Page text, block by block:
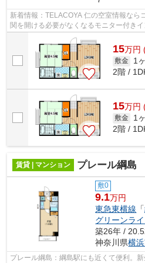
新着情報：TELACOYA 仁の空室情報なら
関を開ける必要がなくなるモニター付き
所があり、身支度にも利用できます。駅...
15万円
敷金 1
2階 /
15万円
敷金 1
2階 /
賃貸 | マンション プレール綱島
敷0
9.1万円
東急東横線 「
グリーンラ
築26年 /
神奈川県横
プレール綱島：綱島駅にも近くて便利。